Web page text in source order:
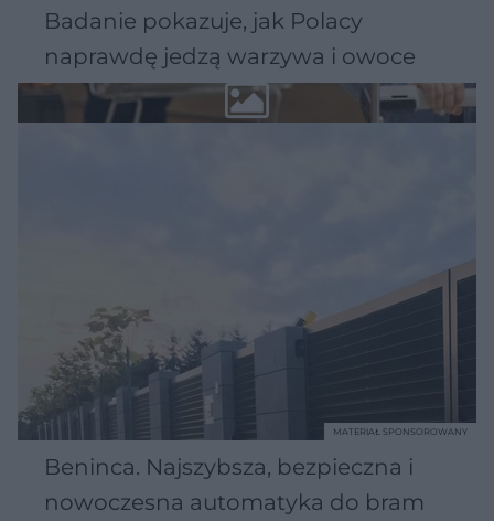
Badanie pokazuje, jak Polacy
naprawdę jedzą warzywa i owoce
Beninca. Najszybsza, bezpieczna i
nowoczesna automatyka do bram
MATERIAŁ SPONSOROWANY